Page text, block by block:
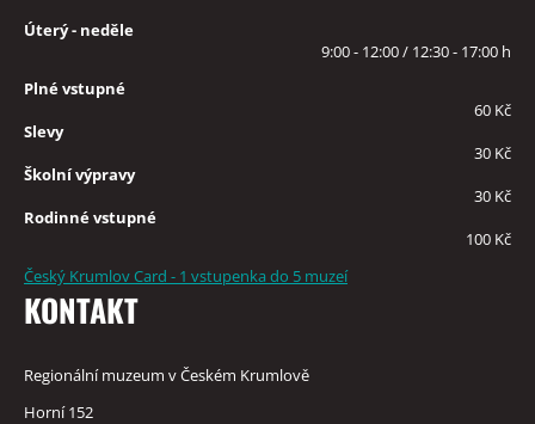
Úterý - neděle
9:00 - 12:00 / 12:30 - 17:00 h
Plné vstupné
60 Kč
Slevy
30 Kč
Školní výpravy
30 Kč
Rodinné vstupné
100 Kč
Český Krumlov Card - 1 vstupenka do 5 muzeí
KONTAKT
Regionální muzeum v Českém Krumlově
Horní 152